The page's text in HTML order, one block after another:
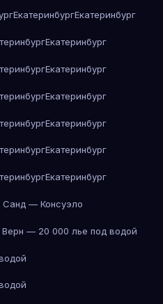
ЕкатеринбургЕкатеринбург
Екатеринбург
Екатеринбург
Екатеринбург
Екатеринбург
Екатеринбург
Екатеринбург
— Консуэло
— 20 000 лье под водой